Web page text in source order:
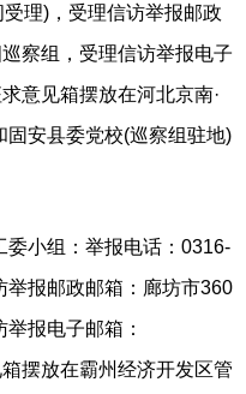
理)，受理信访举报邮政
察组，受理信访举报电子
求意见箱摆放在河北京南·
固安县委党校(巡察组驻地)
小组：举报电话：0316-
举报邮政邮箱：廊坊市360
报电子邮箱：
箱摆放在霸州经济开发区管